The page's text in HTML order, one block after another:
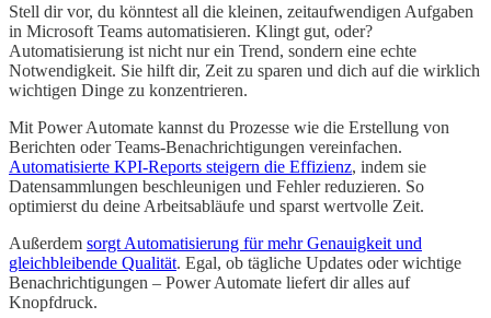
Stell dir vor, du könntest all die kleinen, zeitaufwendigen Aufgaben
in Microsoft Teams automatisieren. Klingt gut, oder?
Automatisierung ist nicht nur ein Trend, sondern eine echte
Notwendigkeit. Sie hilft dir, Zeit zu sparen und dich auf die wirklich
wichtigen Dinge zu konzentrieren.
Mit Power Automate kannst du Prozesse wie die Erstellung von
Berichten oder Teams-Benachrichtigungen vereinfachen.
Automatisierte KPI-Reports steigern die Effizienz, indem sie
Datensammlungen beschleunigen und Fehler reduzieren. So
optimierst du deine Arbeitsabläufe und sparst wertvolle Zeit.
Außerdem sorgt Automatisierung für mehr Genauigkeit und
gleichbleibende Qualität. Egal, ob tägliche Updates oder wichtige
Benachrichtigungen – Power Automate liefert dir alles auf
Knopfdruck.